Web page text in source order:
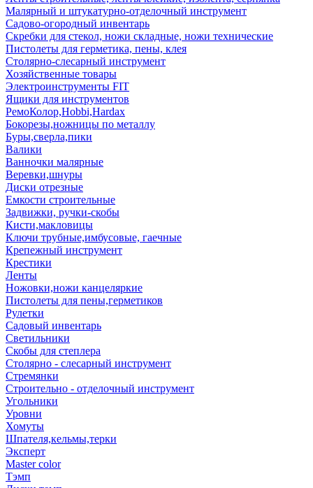
Малярный и штукатурно-отделочный инструмент
Садово-огородный инвентарь
Скребки для стекол, ножи складные, ножи технические
Пистолеты для герметика, пены, клея
Столярно-слесарный инструмент
Хозяйственные товары
Электроинструменты FIT
Ящики для инструментов
РемоКолор,Hobbi,Hardax
Бокорезы,ножницы по металлу
Буры,сверла,пики
Валики
Ванночки малярные
Веревки,шнуры
Диски отрезные
Емкости строительные
Задвижки, ручки-скобы
Кисти,макловицы
Ключи трубные,имбусовые, гаечные
Крепежный инструмент
Крестики
Ленты
Ножовки,ножи канцеляркие
Пистолеты для пены,герметиков
Рулетки
Садовый инвентарь
Светильники
Скобы для степлера
Столярно - слесарный инструмент
Стремянки
Строительно - отделочный инструмент
Угольники
Уровни
Хомуты
Шпателя,кельмы,терки
Эксперт
Master color
Тэмп